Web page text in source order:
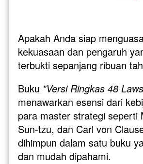
Apakah Anda siap
kekuasaan dan pengaruh
terbukti sepanjang ribuan
Buku "Versi Ringkas 48
menawarkan esensi dari
para master strategi seperti
Sun-tzu, dan Carl von
dihimpun dalam satu buku
dan mudah dipahami.